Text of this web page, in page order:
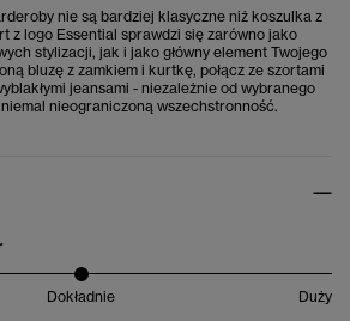
nie są bardziej klasyczne niż koszulka z
z logo Essential sprawdzi się zarówno jako
stylizacji, jak i jako główny element Twojego
bluzę z zamkiem i kurtkę, połącz ze szortami
jeansami - niezależnie od wybranego
nieograniczoną wszechstronność.
Dokładnie Duży